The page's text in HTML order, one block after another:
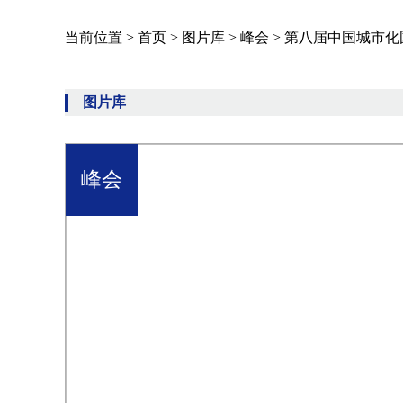
当前位置 > 首页 > 图片库 > 峰会 > 第八届中国城市化
图片库
峰会